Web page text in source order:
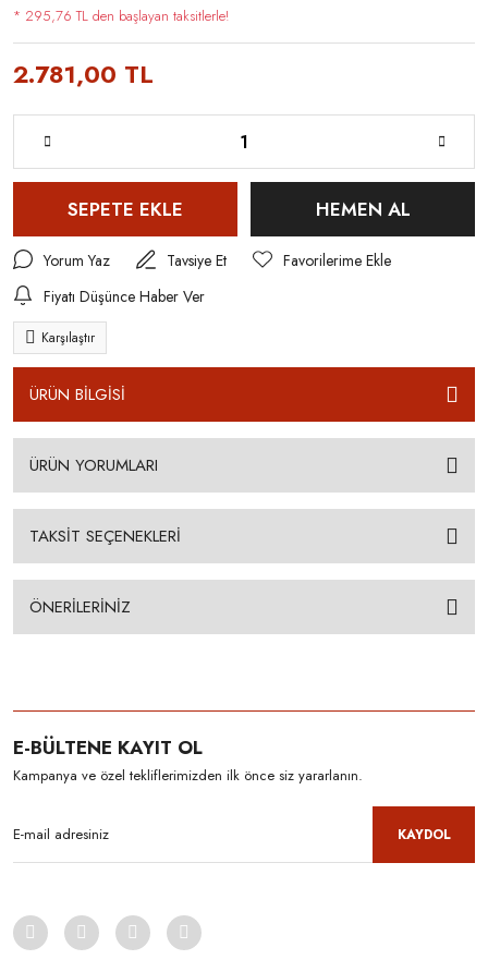
* 295,76 TL den başlayan taksitlerle!
2.781,00 TL
SEPETE EKLE HEMEN AL
Yorum Yaz
Tavsiye Et
Fiyatı Düşünce Haber Ver
Karşılaştır
ÜRÜN BİLGİSİ
ÜRÜN YORUMLARI
TAKSİT SEÇENEKLERİ
ÖNERİLERİNİZ
E-BÜLTENE KAYIT OL
Kampanya ve özel tekliflerimizden ilk önce siz yararlanın.
KAYDOL